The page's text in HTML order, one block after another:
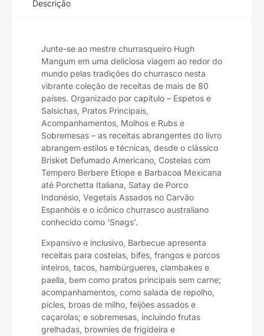
Descrição
Junte-se ao mestre churrasqueiro Hugh
Mangum em uma deliciosa viagem ao redor do
mundo pelas tradições do churrasco nesta
vibrante coleção de receitas de mais de 80
países. Organizado por capítulo – Espetos e
Salsichas, Pratos Principais,
Acompanhamentos, Molhos e Rubs e
Sobremesas – as receitas abrangentes do livro
abrangem estilos e técnicas, desde o clássico
Brisket Defumado Americano, Costelas com
Tempero Berbere Etíope e Barbacoa Mexicana
até Porchetta Italiana, Satay de Porco
Indonésio, Vegetais Assados ​​no Carvão
Espanhóis e o icônico churrasco australiano
conhecido como ‘Snags’.
Expansivo e inclusivo, Barbecue apresenta
receitas para costelas, bifes, frangos e porcos
inteiros, tacos, hambúrgueres, clambakes e
paella, bem como pratos principais sem carne;
acompanhamentos, como salada de repolho,
picles, broas de milho, feijões assados ​​e
caçarolas; e sobremesas, incluindo frutas
grelhadas, brownies de frigideira e